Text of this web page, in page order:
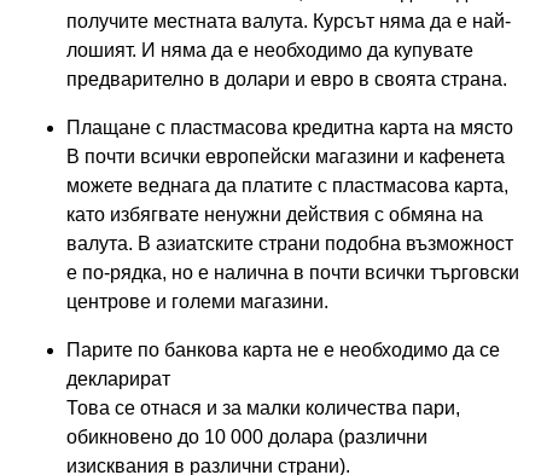
получите местната валута. Курсът няма да е най-
лошият. И няма да е необходимо да купувате
предварително в долари и евро в своята страна.
Плащане с пластмасова кредитна карта на място
В почти всички европейски магазини и кафенета
можете веднага да платите с пластмасова карта,
като избягвате ненужни действия с обмяна на
валута. В азиатските страни подобна възможност
е по-рядка, но е налична в почти всички търговски
центрове и големи магазини.
Парите по банкова карта не е необходимо да се
декларират
Това се отнася и за малки количества пари,
обикновено до 10 000 долара (различни
изисквания в различни страни).